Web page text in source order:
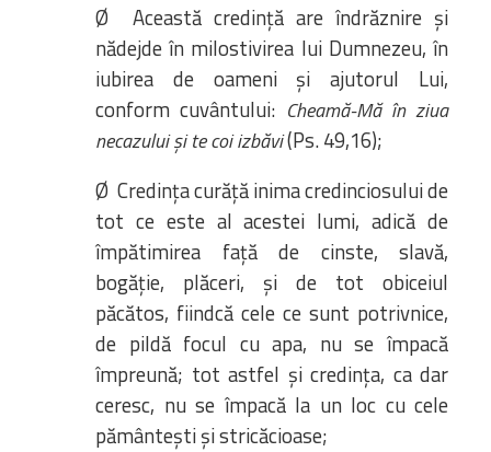
Ø Această credință are îndrăznire și
nădejde în milostivirea lui Dumnezeu, în
iubirea de oameni și ajutorul Lui,
conform cuvântului: Cheamă-Mă în ziua
necazului și te coi izbăvi(Ps. 49,16);
Ø Credința curăță inima credinciosului de
tot ce este al acestei lumi, adică de
împătimirea față de cinste, slavă,
bogăție, plăceri, și de tot obiceiul
păcătos, fiindcă cele ce sunt potrivnice,
de pildă focul cu apa, nu se împacă
împreună; tot astfel și credința, ca dar
ceresc, nu se împacă la un loc cu cele
pământești și stricăcioase;